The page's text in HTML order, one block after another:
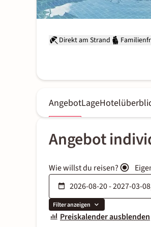
Direkt am Strand
AngebotLage
Angebot
Wie willst du reisen?
Filter anzeigen
Preiskalender ausblenden